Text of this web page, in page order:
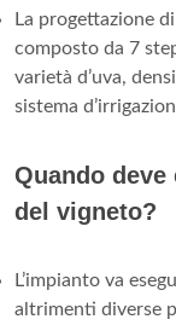
La progettazione
composto da 7
varietà d’uva,
sistema
Quando
del vigneto?
L’impianto va
altrimenti diverse